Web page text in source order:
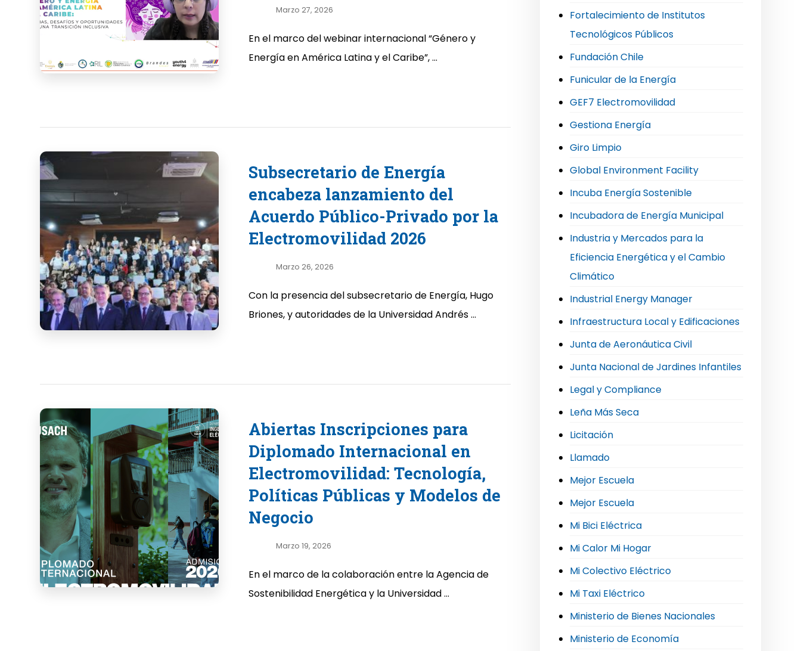
Marzo 27, 2026
En el marco del webinar internacional “Género y
Energía en América Latina y el Caribe”, ...
Subsecretario de Energía
encabeza lanzamiento del
Acuerdo Público-Privado por la
Electromovilidad 2026
Marzo 26, 2026
Con la presencia del subsecretario de Energía, Hugo
Briones, y autoridades de la Universidad Andrés ...
Abiertas Inscripciones para
Diplomado Internacional en
Electromovilidad: Tecnología,
Políticas Públicas y Modelos de
Negocio
Marzo 19, 2026
En el marco de la colaboración entre la Agencia de
Sostenibilidad Energética y la Universidad ...
Fortalecimiento de Institutos
Tecnológicos Públicos
Fundación Chile
Funicular de la Energía
GEF7 Electromovilidad
Gestiona Energía
Giro Limpio
Global Environment Facility
Incuba Energía Sostenible
Incubadora de Energía Municipal
Industria y Mercados para la
Eficiencia Energética y el Cambio
Climático
Industrial Energy Manager
Infraestructura Local y Edificaciones
Junta de Aeronáutica Civil
Junta Nacional de Jardines Infantiles
Legal y Compliance
Leña Más Seca
Licitación
Llamado
Mejor Escuela
Mejor Escuela
Mi Bici Eléctrica
Mi Calor Mi Hogar
Mi Colectivo Eléctrico
Mi Taxi Eléctrico
Ministerio de Bienes Nacionales
Ministerio de Economía